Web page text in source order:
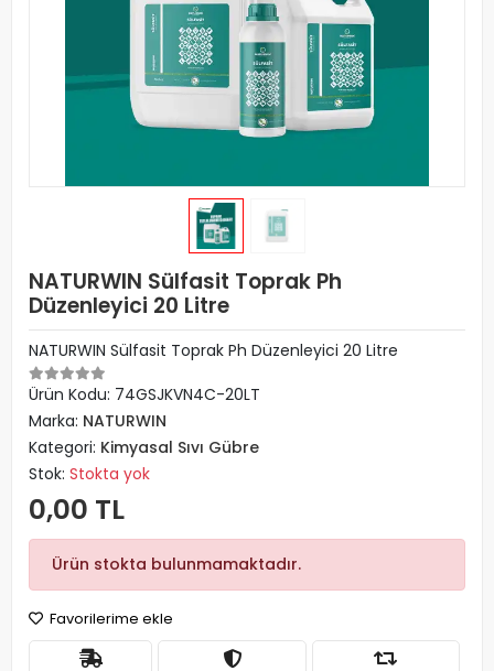
NATURWIN Sülfasit Toprak Ph
Düzenleyici 20 Litre
NATURWIN Sülfasit Toprak Ph Düzenleyici 20 Litre
Ürün Kodu: 74GSJKVN4C-20LT
Marka: NATURWIN
Kategori: Kimyasal Sıvı Gübre
Stok: Stokta yok
0,00 TL
Ürün stokta bulunmamaktadır.
Favorilerime ekle